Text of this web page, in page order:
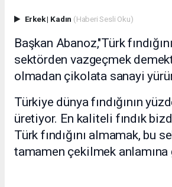
Erkek| Kadın (Haberi Sesli Oku)
Başkan Abanoz,"Türk
sektörden vazgeçmek
olmadan çikolata sanayi
Türkiye dünya fındığının
üretiyor. En kaliteli fındık
Türk fındığını almamak, bu
tamamen çekilmek anlamına